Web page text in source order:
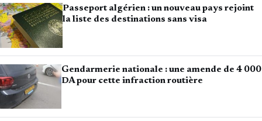
Passeport algérien : un nouveau pays rejoint
la liste des destinations sans visa
Gendarmerie nationale : une amende de 4 000
DA pour cette infraction routière